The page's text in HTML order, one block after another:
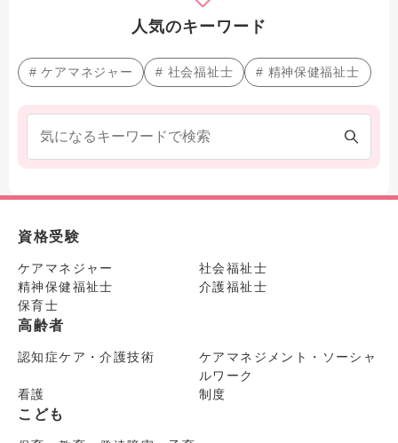
人気のキーワード
# ケアマネジャー # 社会福祉士 # 精神保健福祉士
資格受験
ケアマネジャー
社会福祉士
精神保健福祉士
介護福祉士
保育士
高齢者
認知症ケア・介護技術
ケアマネジメント・ソーシャ
ルワーク
看護
制度
こども